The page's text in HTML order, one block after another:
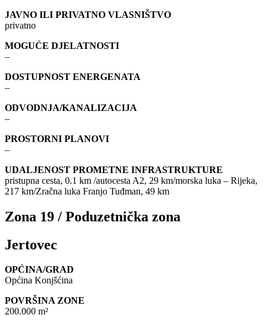
JAVNO ILI PRIVATNO VLASNIŠTVO
privatno
MOGUĆE DJELATNOSTI
–
DOSTUPNOST ENERGENATA
–
ODVODNJA/KANALIZACIJA
–
PROSTORNI PLANOVI
–
UDALJENOST PROMETNE INFRASTRUKTURE
pristupna cesta, 0.1 km /autocesta A2, 29 km/morska luka – Rijeka,
217 km/Zračna luka Franjo Tuđman, 49 km
Zona 19 / Poduzetnička zona
Jertovec
OPĆINA/GRAD
Općina Konjšćina
POVRŠINA ZONE
200.000 m²